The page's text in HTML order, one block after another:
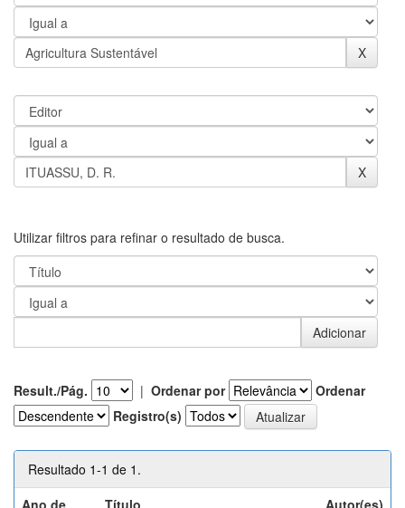
Utilizar filtros para refinar o resultado de busca.
Result./Pág. | Ordenar por
Ordenar
Registro(s)
Resultado 1-1 de 1.
Ano de
Título Autor(es)